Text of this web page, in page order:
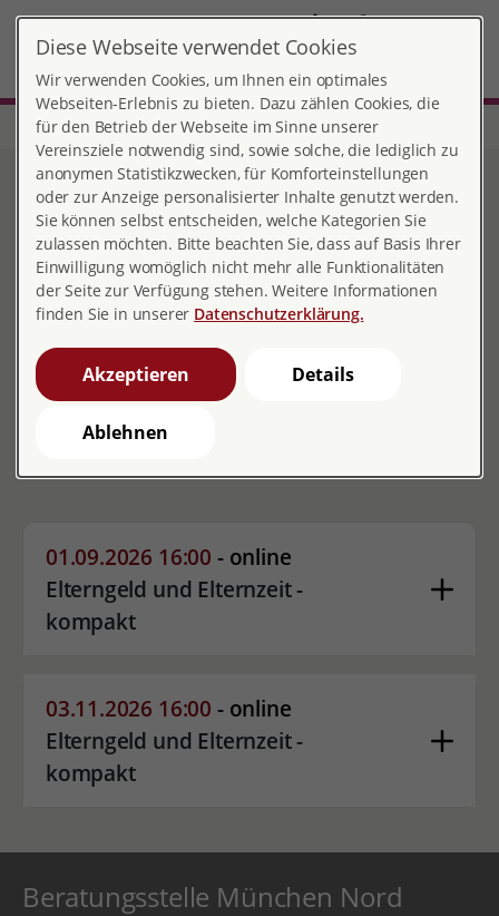
DE
Start Bayern Beratungsstelle München-Nord Veranstaltungen
Veranstaltungen
*online* Infoveranstaltungen zum Thema
Elterngeld, -zeit & finanziellen Hilfen des
Ortsverbandes pro familia München finden
01.09.2026 16:00 - online
Elterngeld und Elternzeit -
kompakt
03.11.2026 16:00 - online
Elterngeld und Elternzeit -
kompakt
Beratungsstelle München Nord
Diese Webseite verwendet Cookies
Wir verwenden Cookies, um Ihnen ein optimales
Webseiten-Erlebnis zu bieten. Dazu zählen Cookies, die
für den Betrieb der Webseite im Sinne unserer
Vereinsziele notwendig sind, sowie solche, die lediglich zu
anonymen Statistikzwecken, für Komforteinstellungen
oder zur Anzeige personalisierter Inhalte genutzt werden.
Sie können selbst entscheiden, welche Kategorien Sie
zulassen möchten. Bitte beachten Sie, dass auf Basis Ihrer
Einwilligung womöglich nicht mehr alle Funktionalitäten
der Seite zur Verfügung stehen. Weitere Informationen
finden Sie in unserer Datenschutzerklärung.
Akzeptieren Details
Ablehnen